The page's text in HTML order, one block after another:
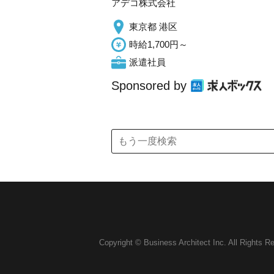
アデコ株式会社
東京都 港区
時給1,700円～
派遣社員
Sponsored by
Copyright © Business Architect Inc. All Rights